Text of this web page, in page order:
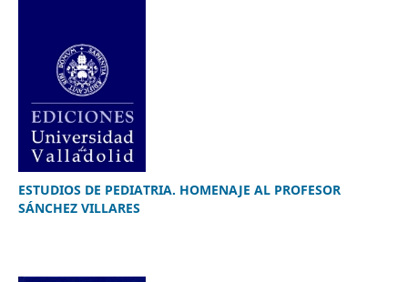
ESTUDIOS DE PEDIATRIA. HOMENAJE AL PROFESOR
SÁNCHEZ VILLARES